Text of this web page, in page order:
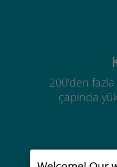
200'den
çapında